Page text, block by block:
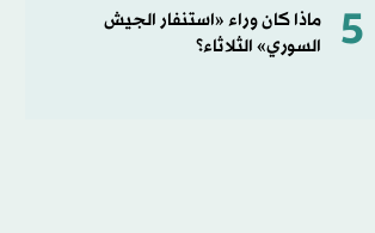
5
ماذا كان وراء «استنفار الجيش
السوري» الثلاثاء؟